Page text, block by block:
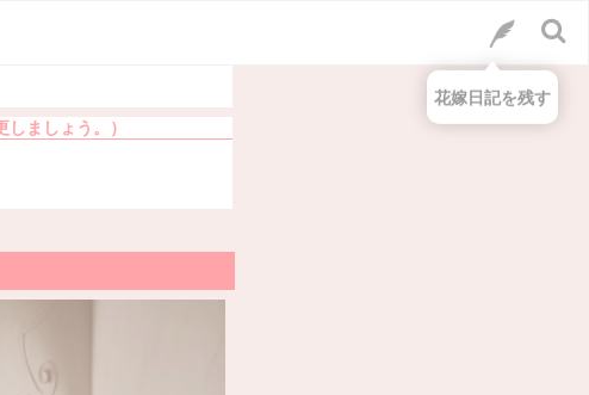
ましょう。）
花嫁日記を残す